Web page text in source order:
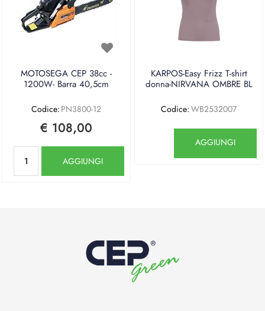
MOTOSEGA CEP 38cc -
1200W- Barra 40,5cm
Codice: PN3800-12
€ 108,00
AGGIUNGI
KARPOS-Easy Frizz T-shirt
donna-NIRVANA OMBRE BL
Codice: WB2532007
AGGIUNGI